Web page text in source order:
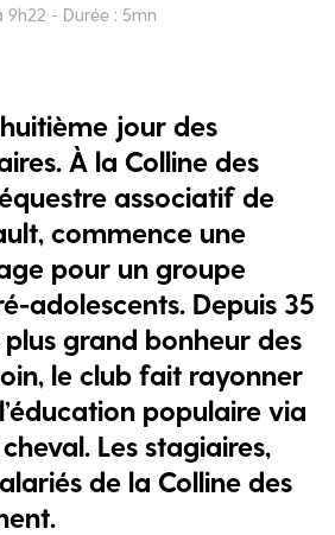
9h22 - Durée : 5mn
jour des
À la Colline des
associatif de
commence une
pour un groupe
adolescents. Depuis 35
grand bonheur des
le club fait rayonner
populaire via
Les stagiaires,
de la Colline des